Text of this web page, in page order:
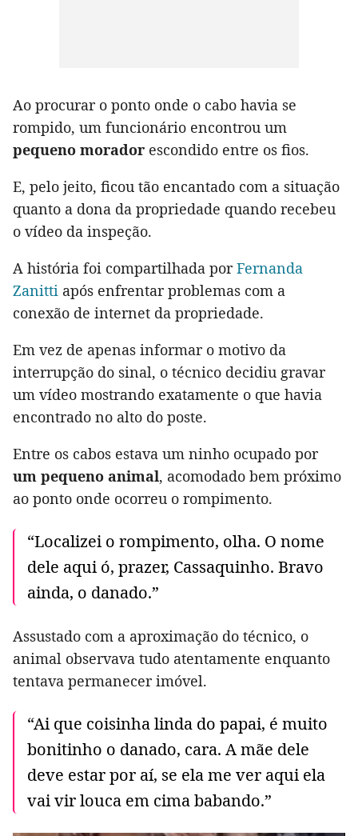
Ao procurar o ponto onde o cabo havia se
rompido, um funcionário encontrou um
pequeno morador escondido entre os fios.
E, pelo jeito, ficou tão encantado com a situação
quanto a dona da propriedade quando recebeu
o vídeo da inspeção.
A história foi compartilhada porFernanda
Zanitti após enfrentar problemas com a
conexão de internet da propriedade.
Em vez de apenas informar o motivo da
interrupção do sinal, o técnico decidiu gravar
um vídeo mostrando exatamente o que havia
encontrado no alto do poste.
Entre os cabos estava um ninho ocupado por
um pequeno animal, acomodado bem próximo
ao ponto onde ocorreu o rompimento.
“Localizei o rompimento, olha. O nome
dele aqui ó, prazer, Cassaquinho. Bravo
ainda, o danado.”
Assustado com a aproximação do técnico, o
animal observava tudo atentamente enquanto
tentava permanecer imóvel.
“Ai que coisinha linda do papai, é muito
bonitinho o danado, cara. A mãe dele
deve estar por aí, se ela me ver aqui ela
vai vir louca em cima babando.”